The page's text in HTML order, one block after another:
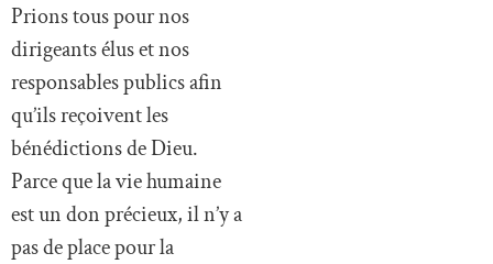
Prions tous pour nos
dirigeants élus et nos
responsables publics afin
qu’ils reçoivent les
bénédictions de Dieu.
Parce que la vie humaine
est un don précieux, il n’y a
pas de place pour la